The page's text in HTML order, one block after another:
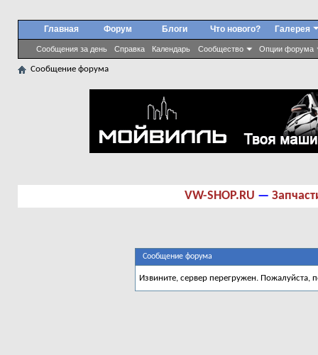
Главная Форум
Сообщения за день Справка Календарь Сообщество Опции форума
Блоги Что нового? Галерея
Сообщение форума
VW-SHOP.RU —
Сообщение форума
Извините, сервер перегружен. Пожалуйста,